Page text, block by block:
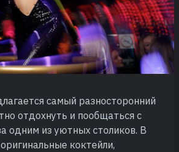
самый разносторонний
отдохнуть и пообщаться с
одним из уютных столиков. В
коктейли,